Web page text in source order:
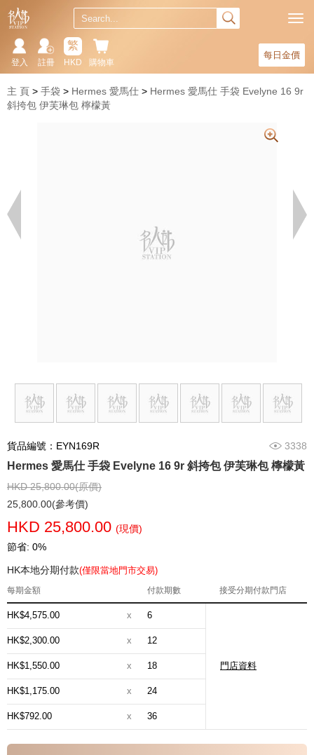
每日金價
購物車
繁
HKD
註冊
登入
主 頁 手袋 Hermes 愛馬仕
Hermes 愛馬仕 手袋 Evelyne 16 9r
斜挎包 伊芙琳包 檸檬黃
貨品編號：EYN169R 3338
Hermes 愛馬仕 手袋 Evelyne 16 9r 斜挎包 伊芙琳包 檸檬黃
HKD 25,800.00(原價)
25,800.00(參考價)
HKD 25,800.00 (現價)
節省: 0%
HK本地分期付款(僅限當地門市交易)
每期金額 付款期數 接受分期付款門店
HK$4,575.00 x 6
門店資料
HK$2,300.00 x 12
HK$1,550.00 x 18
HK$1,175.00 x 24
HK$792.00 x 36